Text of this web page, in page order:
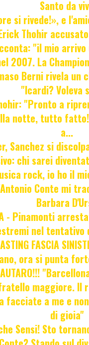
Santo da
si rivede!», e
Thohir
"il mio
2007. La
Berni rivela un
"Icardi? Voleva
"Pronto a
notte, tutto fatto!
a...
Sanchez si
chi sarei
rock, io ho il
Conte mi
Barbara
- Pinamonti
nel
FASCIA
ora si punta
maggiore. Il
facciate a me e
di gioia"
Sensi! Sto